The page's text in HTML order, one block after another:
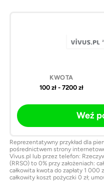
100 zł - 7200 zł
Weź
Reprezentatywny przykład dla
pośrednictwem strony
Vivus.pl lub przez telefon:
(RRSO) to 0% przy założeniach:
całkowita kwota do zapłaty 1 000
całkowity koszt pożyczki 0 zł;